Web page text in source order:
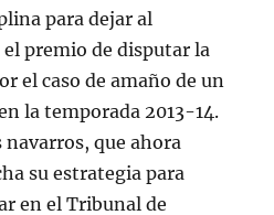
para dejar al
premio de disputar la
el caso de amaño de un
la temporada 2013-14.
navarros, que ahora
su estrategia para
en el Tribunal de